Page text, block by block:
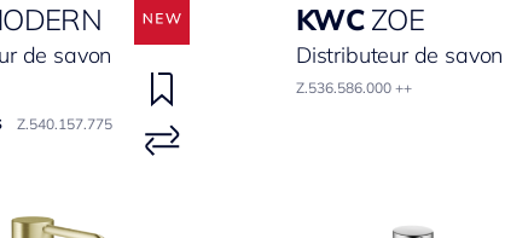
de savon
Z.540.157.775
KWC ZOE
Distributeur de savon
Z.536.586.000 ++